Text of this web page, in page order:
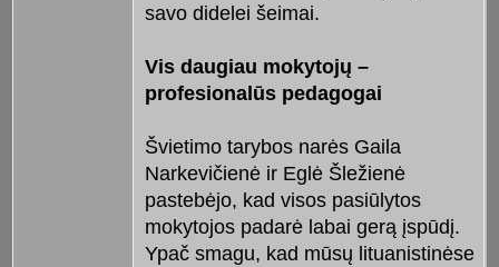
savo didelei šeimai.
Vis daugiau mokytojų –
profesionalūs pedagogai
Švietimo tarybos narės Gaila
Narkevičienė ir Eglė Šležienė
pastebėjo, kad visos pasiūlytos
mokytojos padarė labai gerą įspūdį.
Ypač sma­gu, kad mūsų lituanistinėse